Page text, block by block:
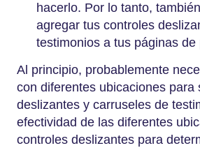
hacerlo. Por lo tanto,
agregar tus controles
testimonios a tus páginas de
Al principio, probablemente
con diferentes ubicaciones para
deslizantes y carruseles de
efectividad de las diferentes
controles deslizantes para